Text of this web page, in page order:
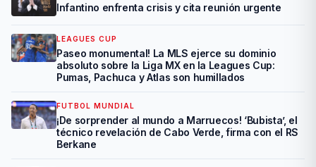
Infantino enfrenta crisis y cita reunión urgente
LEAGUES CUP
Paseo monumental! La MLS ejerce su dominio
absoluto sobre la Liga MX en la Leagues Cup:
Pumas, Pachuca y Atlas son humillados
FUTBOL MUNDIAL
¡De sorprender al mundo a Marruecos! ‘Bubista’, el
técnico revelación de Cabo Verde, firma con el RS
Berkane